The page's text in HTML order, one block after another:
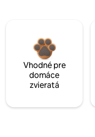
Vhodné pre
domáce
zvieratá